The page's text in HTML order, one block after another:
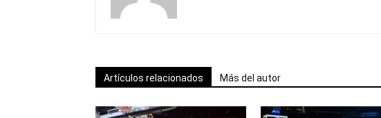
Artículos relacionados Más del autor